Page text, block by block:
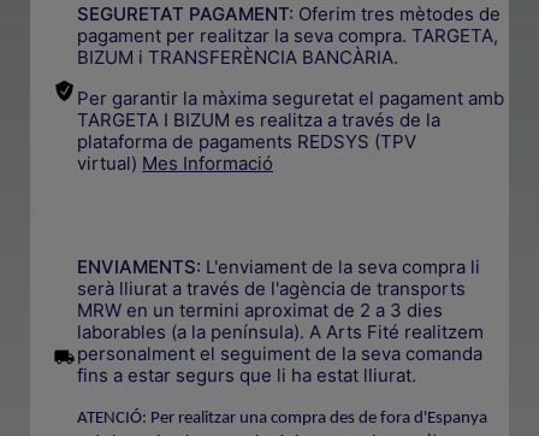
SEGURETAT PAGAMENT: Oferim tres mètodes de
pagament per realitzar la seva compra. TARGETA,
BIZUM i TRANSFERÈNCIA BANCÀRIA.
Per garantir la màxima seguretat el pagament amb
TARGETA I BIZUM es realitza a través de la
plataforma de pagaments REDSYS (TPV
virtual) Mes Informació
ENVIAMENTS: L'enviament de la seva compra li
serà lliurat a través de l'agència de transports
MRW en un termini aproximat de 2 a 3 dies
laborables (a la península). A Arts Fité realitzem
personalment el seguiment de la seva comanda
fins a estar segurs que li ha estat lliurat.
ATENCIÓ: Per realitzar una compra des de fora d'Espanya